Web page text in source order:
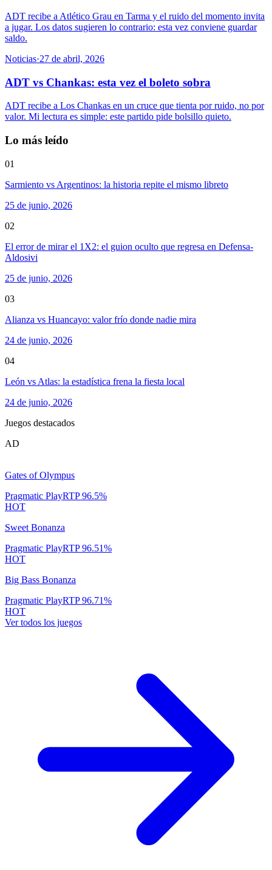
ADT recibe a Atlético Grau en Tarma y el ruido del momento invita
a jugar. Los datos sugieren lo contrario: esta vez conviene guardar
saldo.
Noticias·27 de abril, 2026
ADT vs Chankas: esta vez el boleto sobra
ADT recibe a Los Chankas en un cruce que tienta por ruido, no por
valor. Mi lectura es simple: este partido pide bolsillo quieto.
Lo más leído
01
Sarmiento vs Argentinos: la historia repite el mismo libreto
25 de junio, 2026
02
El error de mirar el 1X2: el guion oculto que regresa en Defensa-
Aldosivi
25 de junio, 2026
03
Alianza vs Huancayo: valor frío donde nadie mira
24 de junio, 2026
04
León vs Atlas: la estadística frena la fiesta local
24 de junio, 2026
Juegos destacados
AD
Gates of Olympus
Pragmatic PlayRTP96.5%
HOT
Sweet Bonanza
Pragmatic PlayRTP96.51%
HOT
Big Bass Bonanza
Pragmatic PlayRTP96.71%
HOT
Ver todos los juegos